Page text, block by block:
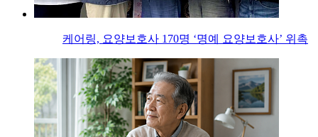
케어링, 요양보호사 170명 ‘명예 요양보호사’ 위촉